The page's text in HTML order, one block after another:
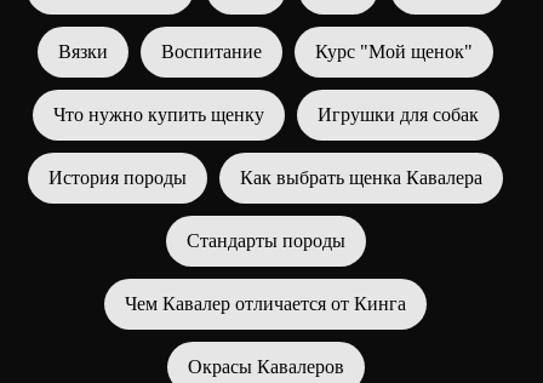
Вязки Воспитание Курс "Мой щенок"
Что нужно купить щенку Игрушки для собак
История породы Как выбрать щенка Кавалера
Стандарты породы
Чем Кавалер отличается от Кинга
Окрасы Кавалеров